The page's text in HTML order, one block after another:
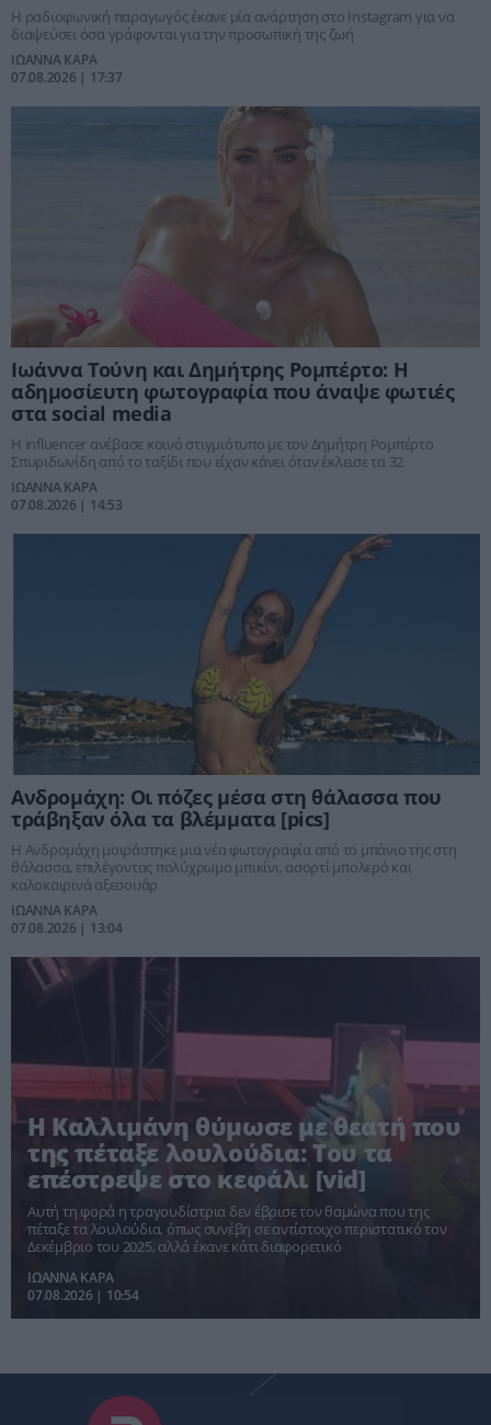
Η ραδιοφωνική παραγωγός έκανε μία ανάρτηση στο Instagram για να
διαψεύσει όσα γράφονται για την προσωπική της ζωή
ΙΩΑΝΝΑ ΚΑΡΑ
07.08.2026 | 17:37
Ιωάννα Τούνη και Δημήτρης Ρομπέρτο: Η
αδημοσίευτη φωτογραφία που άναψε φωτιές
στα social media
Η influencer ανέβασε κοινό στιγμιότυπο με τον Δημήτρη Ρομπέρτο
Σπυριδωνίδη από το ταξίδι που είχαν κάνει όταν έκλεισε τα 32
ΙΩΑΝΝΑ ΚΑΡΑ
07.08.2026 | 14:53
Ανδρομάχη: Οι πόζες μέσα στη θάλασσα που
τράβηξαν όλα τα βλέμματα [pics]
Η Ανδρομάχη μοιράστηκε μια νέα φωτογραφία από το μπάνιο της στη
θάλασσα, επιλέγοντας πολύχρωμο μπικίνι, ασορτί μπολερό και
καλοκαιρινά αξεσουάρ
ΙΩΑΝΝΑ ΚΑΡΑ
07.08.2026 | 13:04
Η Καλλιμάνη θύμωσε με θεατή που
της πέταξε λουλούδια: Του τα
επέστρεψε στο κεφάλι [vid]
Αυτή τη φορά η τραγουδίστρια δεν έβρισε τον θαμώνα που της
πέταξε τα λουλούδια, όπως συνέβη σε αντίστοιχο περιστατικό τον
Δεκέμβριο του 2025, αλλά έκανε κάτι διαφορετικό
ΙΩΑΝΝΑ ΚΑΡΑ
07.08.2026 | 10:54